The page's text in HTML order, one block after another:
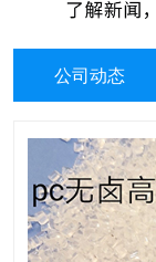
公司动态